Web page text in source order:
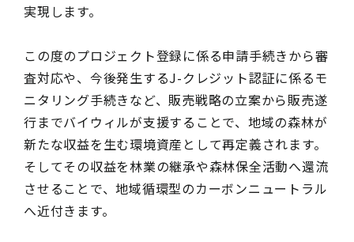
実現します。
この度のプロジェクト登録に係る申請手続きから審
査対応や、今後発生するJ-クレジット認証に係るモ
ニタリング手続きなど、販売戦略の立案から販売遂
行までバイウィルが支援することで、地域の森林が
新たな収益を生む環境資産として再定義されます。
そしてその収益を林業の継承や森林保全活動へ還流
させることで、地域循環型のカーボンニュートラル
へ近付きます。